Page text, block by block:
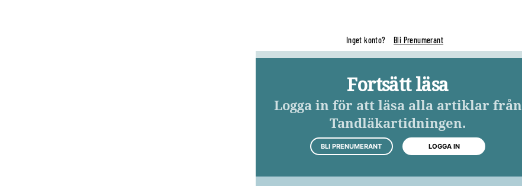
Inget konto? Bli Prenumerant
Fortsätt läsa
Logga in för att läsa alla artiklar från
Tandläkartidningen.
BLI PRENUMERANT LOGGA IN